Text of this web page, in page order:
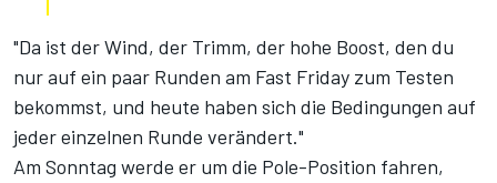
"Da ist der Wind, der Trimm, der hohe Boost, den du
nur auf ein paar Runden am Fast Friday zum Testen
bekommst, und heute haben sich die Bedingungen auf
jeder einzelnen Runde verändert."
Am Sonntag werde er um die Pole-Position fahren,